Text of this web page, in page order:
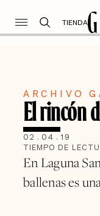
TIENDA
ARCHIVO
El rincón
02 . 04 . 19
TIEMPO DE
En Laguna
ballenas es